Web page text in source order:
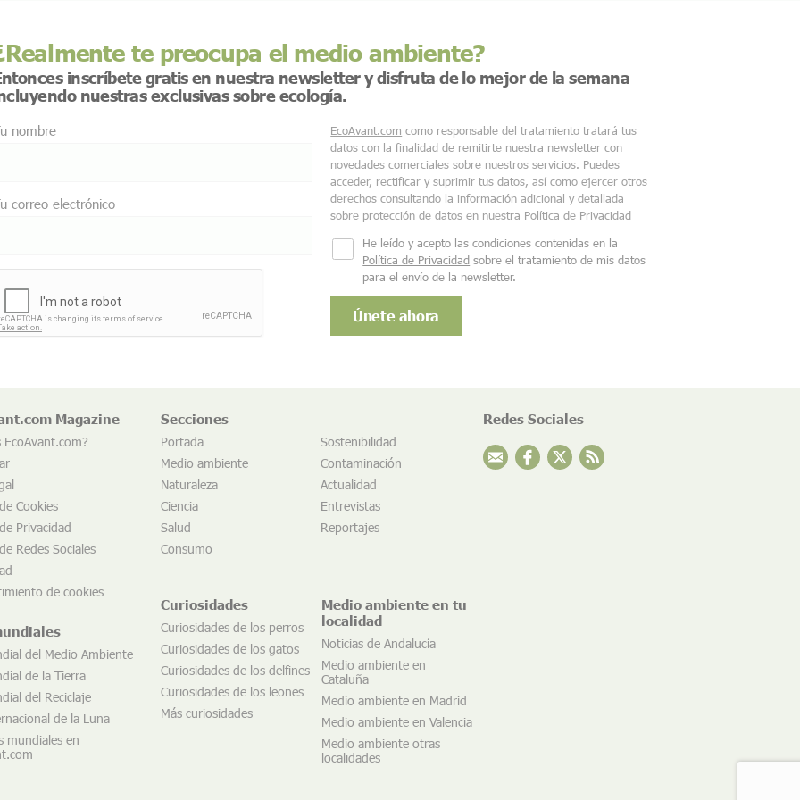
te preocupa el medio ambiente?
inscríbete gratis en nuestra newsletter y disfruta de lo mejor de la semana
nuestras exclusivas sobre ecología.
nombre
correo electrónico
EcoAvant.com como responsable del tratamiento tratará tus
datos con la finalidad de remitirte nuestra newsletter con
novedades comerciales sobre nuestros servicios. Puedes
acceder, rectificar y suprimir tus datos, así como ejercer otros
derechos consultando la información adicional y detallada
sobre protección de datos en nuestra Política de Privacidad
He leído y acepto las condiciones contenidas en la
Política de Privacidad sobre el tratamiento de mis datos
para el envío de la newsletter.
Magazine
EcoAvant.com?
Cookies
Privacidad
Redes Sociales
de cookies
del Medio Ambiente
de la Tierra
del Reciclaje
de la Luna
mundiales en
Secciones
Portada
Sostenibilidad
Medio ambiente
Contaminación
Naturaleza
Actualidad
Ciencia
Entrevistas
Salud
Reportajes
Consumo
Curiosidades
Curiosidades de los perros
Curiosidades de los gatos
Curiosidades de los delfines
Curiosidades de los leones
Más curiosidades
Medio ambiente en tu
localidad
Noticias de Andalucía
Medio ambiente en
Cataluña
Medio ambiente en Madrid
Medio ambiente en Valencia
Medio ambiente otras
localidades
Redes Sociales